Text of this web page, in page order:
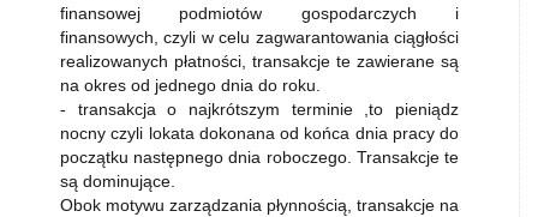
finansowej podmiotów gospodarczych i
finansowych, czyli w celu zagwarantowania ciągłości
realizowanych płatności, transakcje te zawierane są
na okres od jednego dnia do roku.
- transakcja o najkrótszym terminie ,to pieniądz
nocny czyli lokata dokonana od końca dnia pracy do
początku następnego dnia roboczego. Transakcje te
są dominujące.
Obok motywu zarządzania płynnością, transakcje na